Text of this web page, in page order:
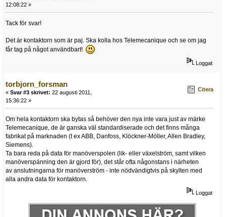
12:08:22 »
Tack för svar!
Det är kontaktorn som är paj. Ska kolla hos Telemecanique och se om jag
får tag på något användbart!
Loggat
torbjorn_forsman
« Svar #3 skrivet: 22 augusti 2011,
15:36:22 »
Citera
Om hela kontaktorn ska bytas så behöver den nya inte vara just av märke
Telemecanique, de är ganska väl standardiserade och det finns många
fabrikat på marknaden (t ex ABB, Danfoss, Klöckner-Möller, Allen Bradley,
Siemens).
Ta bara reda på data för manöverspolen (lik- eller växelström, samt vilken
manöverspänning den är gjord för), det står ofta någonstans i närheten
av anslutningarna för manöverström - inte nödvändigtvis på skylten med
alla andra data för kontaktorn.
Loggat